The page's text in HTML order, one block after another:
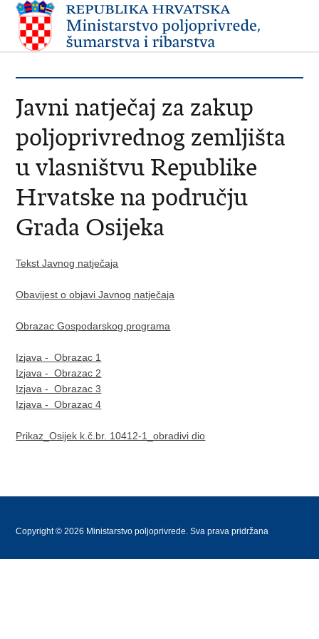
Javni natječaj za zakup
poljoprivrednog zemljišta
u vlasništvu Republike
Hrvatske na području
Grada Osijeka
Tekst Javnog natječaja
Obavijest o objavi Javnog natječaja
Obrazac Gospodarskog programa
Izjava - Obrazac 1
Izjava - Obrazac 2
Izjava - Obrazac 3
Izjava - Obrazac 4
Prikaz_Osijek k.č.br. 10412-1_obradivi dio
Copyright © 2026 Ministarstvo poljoprivrede. Sva prava pridržana